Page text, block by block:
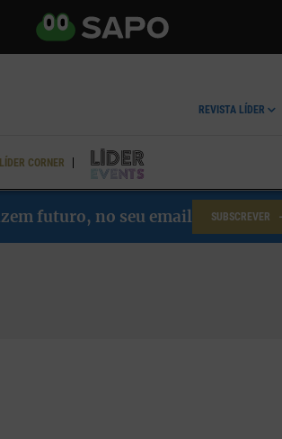
REVISTA LÍDER
LÍDER CORNER LÍDER EVENTS
futuro, no seu email SUBSCREVER